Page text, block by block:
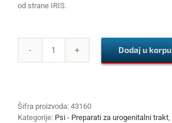
od strane IRIS.
ST
količina
Dodaj u korpu
Šifra proizvoda: 43160
Kategorije: Psi - Preparati za urogenitalni trakt